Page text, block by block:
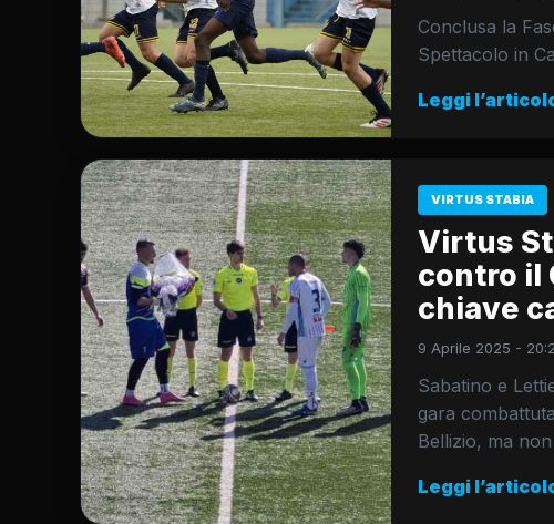
Conclusa la
Spettacolo in
Leggi
VIRTUS STABIA
Virtus
contro il
chiave
9 Aprile 2025 -
Sabatino e
gara
Bellizio, ma
Leggi